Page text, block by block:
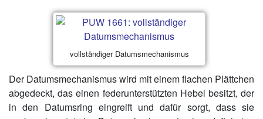
vollständiger Datumsmechanismus
Der Datumsmechanismus wird mit einem flachen Plättchen
abgedeckt, das einen federunterstützten Hebel besitzt, der
in den Datumsring eingreift und dafür sorgt, dass sie